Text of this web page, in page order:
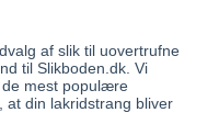
af slik til uovertrufne
til Slikboden.dk. Vi
de mest populære
din lakridstrang bliver